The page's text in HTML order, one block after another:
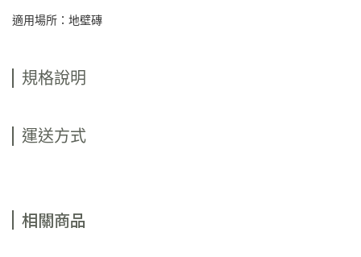
適用場所：地壁磚
規格說明
運送方式
相關商品